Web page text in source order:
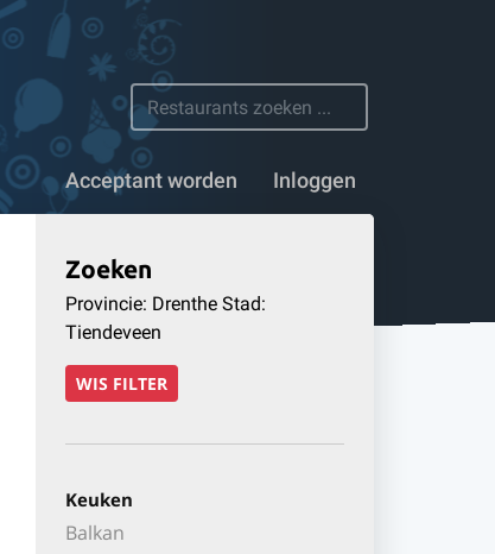
Acceptant worden Inloggen
Zoeken
Provincie: Drenthe Stad:
Tiendeveen
WIS FILTER
Keuken
Balkan